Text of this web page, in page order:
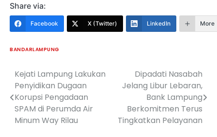
Share via:
Facebook X (Twitter) LinkedIn More
BANDARLAMPUNG
Navigasi
pos
Kejati Lampung Lakukan
Penyidikan Dugaan
Korupsi Pengadaan
SPAM di Perumda Air
Minum Way Rilau
Dipadati Nasabah
Jelang Libur Lebaran,
Bank Lampung
Berkomitmen Terus
Tingkatkan Pelayanan